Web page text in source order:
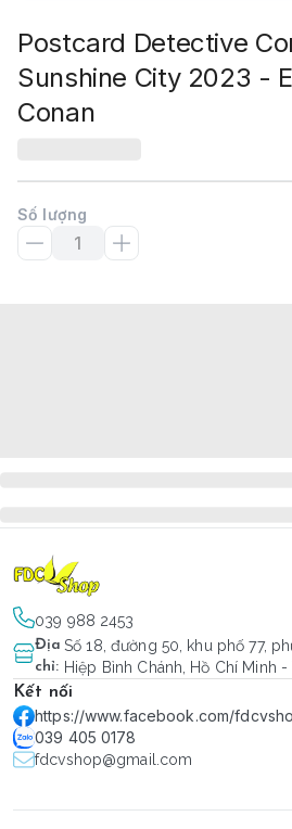
Postcard Detective
Sunshine City 2023 -
Conan
Số lượng
039 988 2453
Địa
chỉ:
Số 18, đường 50, khu phố 77,
Hiệp Bình Chánh, Hồ Chí Minh
Kết nối
https://www.facebook.com/
039 405 0178
fdcvshop@gmail.com